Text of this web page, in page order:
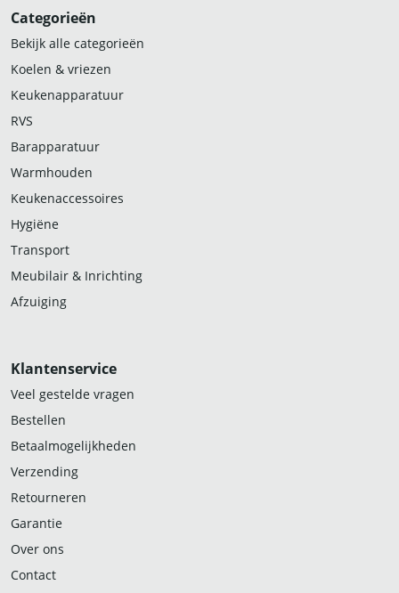
Categorieën
Bekijk alle categorieën
Koelen & vriezen
Keukenapparatuur
RVS
Barapparatuur
Warmhouden
Keukenaccessoires
Hygiëne
Transport
Meubilair & Inrichting
Afzuiging
Klantenservice
Veel gestelde vragen
Bestellen
Betaalmogelijkheden
Verzending
Retourneren
Garantie
Over ons
Contact